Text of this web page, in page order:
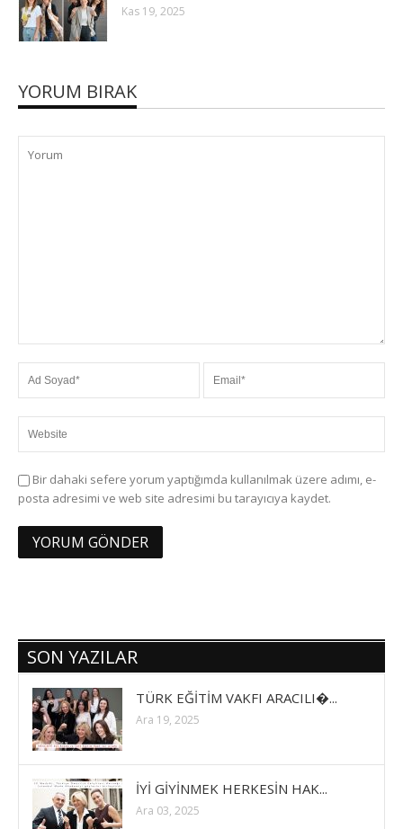
Kas 19, 2025
YORUM BIRAK
Bir dahaki sefere yorum yaptığımda kullanılmak üzere adımı, e-
posta adresimi ve web site adresimi bu tarayıcıya kaydet.
SON YAZILAR
TÜRK EĞİTİM VAKFI ARACILI�...
Ara 19, 2025
İYİ GİYİNMEK HERKESİN HAK...
Ara 03, 2025